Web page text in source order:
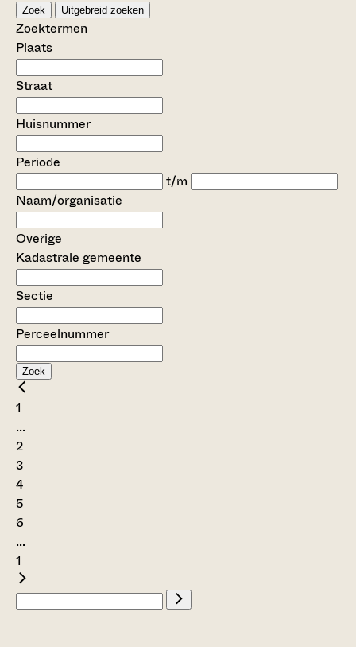
Zoek Uitgebreid zoeken
Zoektermen
Plaats
Straat
Huisnummer
Periode
t/m
Naam/organisatie
Overige
Kadastrale gemeente
Sectie
Perceelnummer
Zoek
1
...
2
3
4
5
6
...
1